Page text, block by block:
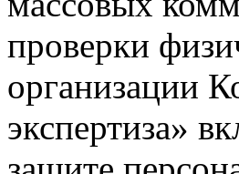
проверки
организации
экспертиза»